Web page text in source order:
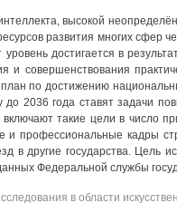
интеллекта, высокой
развития многих сфер
уровень достигается в
и совершенствования
по достижению
до 2036 года ставят задачи
такие цели в число
и профессиональные кадры
в другие государства. Цель
Федеральной службы
в области